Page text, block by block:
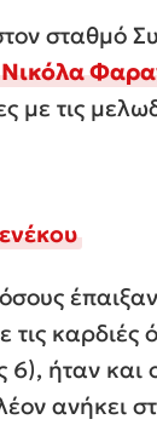
σταθμό
Νικόλα
με τις
τις
6), ήταν
ανήκει